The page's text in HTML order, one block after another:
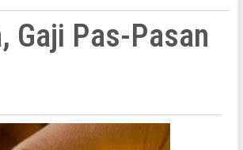
Gaji Pas-Pasan